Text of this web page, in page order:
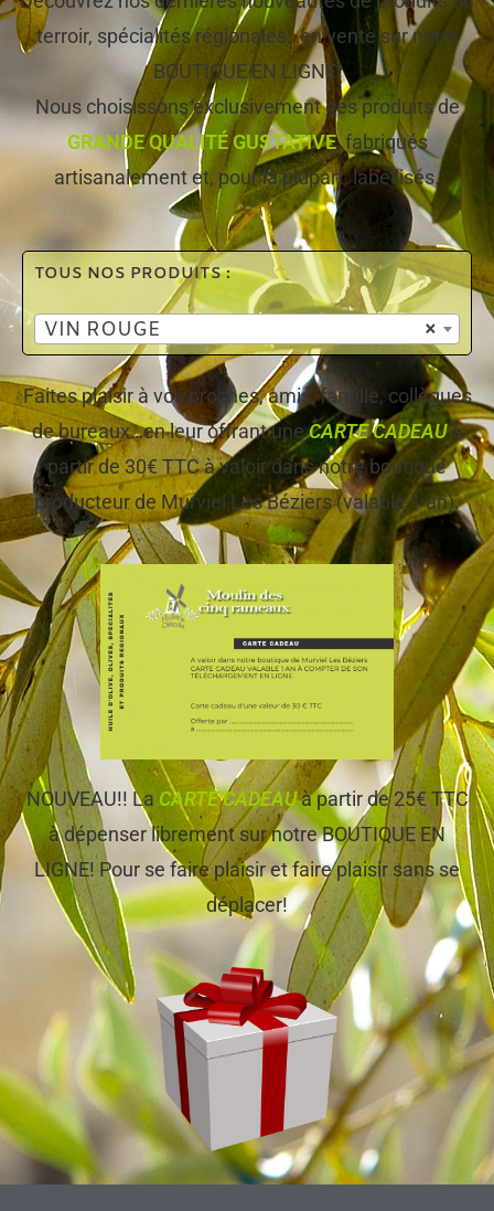
terroir, spécialités régionales…en vente sur notre
BOUTIQUE EN LIGNE!
Nous choisissons exclusivement des produits de
GRANDE QUALITÉ GUSTATIVE, fabriqués
artisanalement et, pour la plupart, labellisés.
TOUS NOS PRODUITS :
×
VIN ROUGE
Faites plaisir à vos proches, amis, famille, collègues
de bureaux…en leur offrant uneCARTE CADEAUà
partir de 30€ TTC à valoir dans notre boutique
producteur de Murviel Les Béziers (valable 1 an).
NOUVEAU!! La CARTE CADEAUà partir de 25€ TTC
à dépenser librement sur notre BOUTIQUE EN
LIGNE! Pour se faire plaisir et faire plaisir sans se
déplacer!